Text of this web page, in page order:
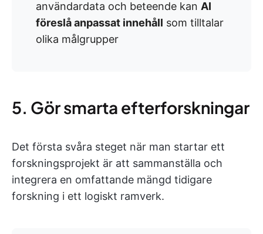
användardata och beteende kan AI
föreslå anpassat innehåll som tilltalar
olika målgrupper
5. Gör smarta efterforskningar
Det första svåra steget när man startar ett
forskningsprojekt är att sammanställa och
integrera en omfattande mängd tidigare
forskning i ett logiskt ramverk.